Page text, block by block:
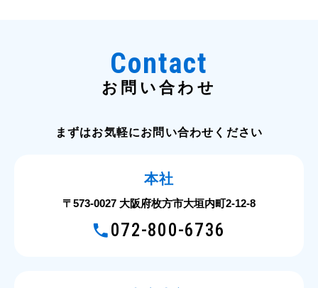
Contact
お問い合わせ
まずはお気軽にお問い合わせください
本社
〒573-0027 大阪府枚方市大垣内町2-12-8
072-800-6736